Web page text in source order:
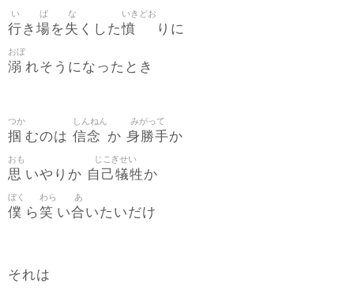
行
い
き 場
ば
を失
な
くした憤
いきどお
りに
溺
おぼ
れそうになったとき
掴
つか
むのは 信念
しんねん
か 身勝手
みがって
か
思
おも
いやりか 自己犠牲
じこぎせい
か
僕
ぼく
ら笑
わら
い合
あ
いたいだけ
それは